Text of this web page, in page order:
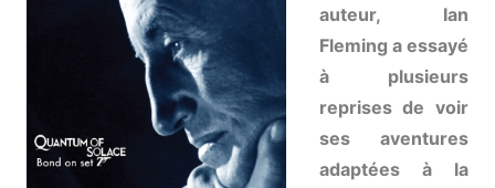
auteur, Ian
Fleming a essayé
à plusieurs
reprises de voir
ses aventures
adaptées à la